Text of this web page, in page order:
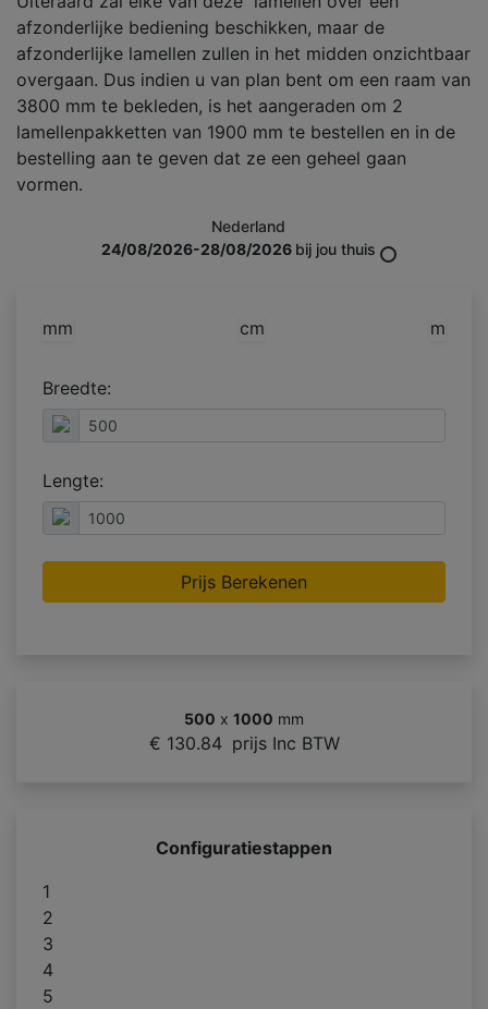
afzonderlijke bediening beschikken, maar de
afzonderlijke lamellen zullen in het midden onzichtbaar
overgaan. Dus indien u van plan bent om een raam van
3800 mm te bekleden, is het aangeraden om 2
lamellenpakketten van 1900 mm te bestellen en in de
bestelling aan te geven dat ze een geheel gaan
vormen.
Nederland
24/08/2026-28/08/2026 bij jou thuis
mm cm m
Breedte:
Lengte:
Prijs Berekenen
500 x 1000 mm
€ 130.84 prijs Inc BTW
Configuratiestappen
1
2
3
4
5